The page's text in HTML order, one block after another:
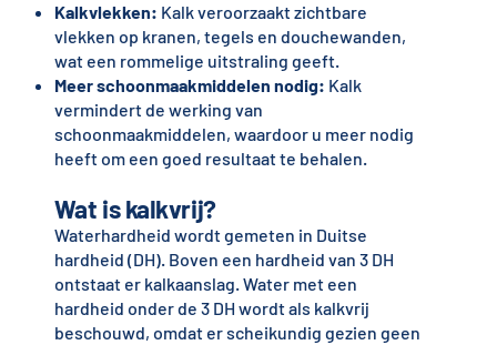
Kalkvlekken: Kalk veroorzaakt zichtbare
vlekken op kranen, tegels en douchewanden,
wat een rommelige uitstraling geeft.
Meer schoonmaakmiddelen nodig: Kalk
vermindert de werking van
schoonmaakmiddelen, waardoor u meer nodig
heeft om een goed resultaat te behalen.
Wat is kalkvrij?
Waterhardheid wordt gemeten in Duitse
hardheid (DH). Boven een hardheid van 3 DH
ontstaat er kalkaanslag. Water met een
hardheid onder de 3 DH wordt als kalkvrij
beschouwd, omdat er scheikundig gezien geen